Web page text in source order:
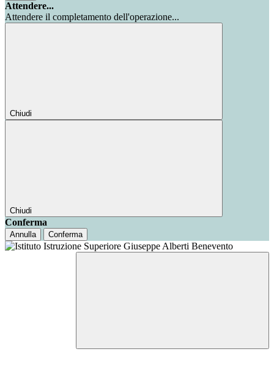
Attendere...
Attendere il completamento dell'operazione...
Chiudi
Chiudi
Conferma
Annulla Conferma